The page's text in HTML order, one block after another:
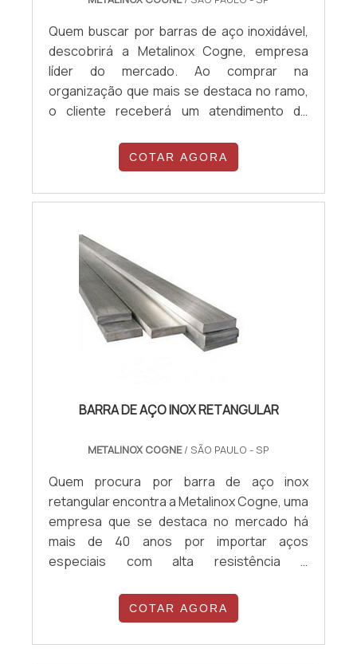
Quem buscar por barras de aço inoxidável,
descobrirá a Metalinox Cogne, empresa
líder do mercado. Ao comprar na
organização que mais se destaca no ramo,
o cliente receberá um atendimento de
produtos que solucionem qualquer
demanda. Quando a necessidade é barras
de aço inoxidável, com a equipe da Metalinox
e diversas opções de pagamento
disponíveis.MAIS D...
COTAR AGORA
BARRA DE AÇO INOX RETANGULAR
METALINOX COGNE/ SÃO PAULO - SP
Quem procura por barra de aço inox
retangular encontra a Metalinox Cogne, uma
empresa que se destaca no mercado há
mais de 40 anos por importar aços
especiais com alta resistência e
companhia investe constantemente em
melhorias nos seus processos, além de
possuir um rigoroso controle de qualidade.
COTAR AGORA